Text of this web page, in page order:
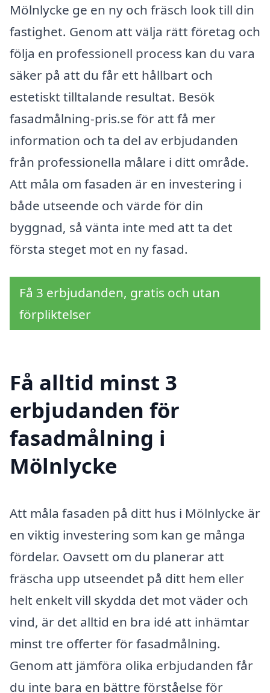
Mölnlycke ge en ny och fräsch look till din
fastighet. Genom att välja rätt företag och
följa en professionell process kan du vara
säker på att du får ett hållbart och
estetiskt tilltalande resultat. Besök
fasadmålning-pris.se för att få mer
information och ta del av erbjudanden
från professionella målare i ditt område.
Att måla om fasaden är en investering i
både utseende och värde för din
byggnad, så vänta inte med att ta det
första steget mot en ny fasad.
Få 3 erbjudanden, gratis och utan
förpliktelser
Få alltid minst 3
erbjudanden för
fasadmålning i
Mölnlycke
Att måla fasaden på ditt hus i Mölnlycke är
en viktig investering som kan ge många
fördelar. Oavsett om du planerar att
fräscha upp utseendet på ditt hem eller
helt enkelt vill skydda det mot väder och
vind, är det alltid en bra idé att inhämtar
minst tre offerter för fasadmålning.
Genom att jämföra olika erbjudanden får
du inte bara en bättre förståelse för